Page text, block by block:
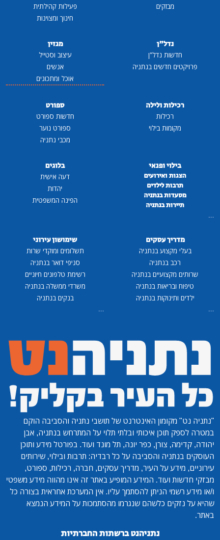
מבזקים
פעילות קהילתית
חינוך ומצוינות
נדל"ן
חדשות נדל"ן
פרויקטים חדשים בנתניה
מגזין
עיצוב וסטייל
אנשים
אוכל ומתכונים
רכילות ולילה
רכילות
מקומות בילוי
ספורט
חדשות ספורט
ספורט נוער
מכבי נתניה
בילוי ופנאי
הצגות ואירועים
תרבות לילדים
מסעדות בנתניה
תיירות בנתניה
...
בלוגים
דעה אישית
יהדות
הפינה המשפטית
מדריך עסקים
בעלי מקצוע בנתניה
רכב בנתניה
שרותים מקצועיים בנתניה
טיפוח ובריאות בנתניה
ילדים ותינוקות בנתניה
...
שימושון עירוני
תשלומים ומוקדי שרות
סניפי דואר בנתניה
רשימת טלפונים חיוניים
משרדי ממשלה בנתניה
בנקים בנתניה
...
"נתניה נט" מקומון האינטרנט של תושבי נתניה והסביבה הוקם
במטרה לספק תוכן איכותי ובלתי תלוי על המתרחש בנתניה, אבן
יהודה, קדימה, צורן, כפר יונה, תל מונד ועוד. בפורטל מידע ותוכן
העוסקים בנתניה והסביבה על כל רבדיה: תרבות ובילוי, שירותים
עירוניים, מידע על העיר, מדריך עסקים, חברה, רכילות, ספורט,
מבזקי חדשות ועוד. המידע המופיע באתר זה אינו מהווה מידע משפטי
ו/או מידע רשמי הניתן להסתמך עליו. אין המערכת אחראית בצורה כל
שהיא על נזקים כלשהם שנגרמו מהסתמכות על המידע הנמצא
באתר.
נתניהנט ברשתות החברתיות